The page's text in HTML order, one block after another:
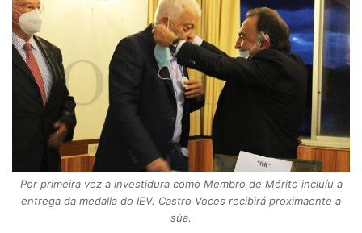
Por primeira vez a investidura como Membro de Mérito incluíu a
entrega da medalla do IEV. Castro Voces recibirá proximaente a
súa.